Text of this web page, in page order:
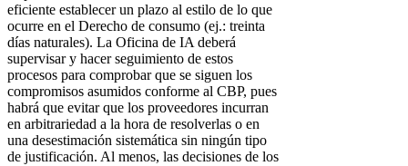
eficiente establecer un plazo al estilo de lo que
ocurre en el Derecho de consumo (ej.: treinta
días naturales). La Oficina de IA deberá
supervisar y hacer seguimiento de estos
procesos para comprobar que se siguen los
compromisos asumidos conforme al CBP, pues
habrá que evitar que los proveedores incurran
en arbitrariedad a la hora de resolverlas o en
una desestimación sistemática sin ningún tipo
de justificación. Al menos, las decisiones de los